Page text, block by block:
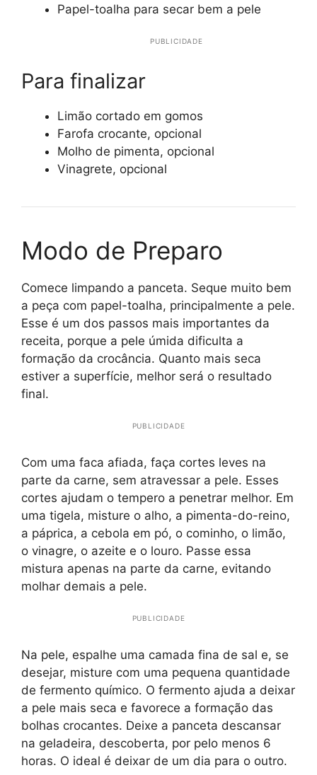
Papel-toalha para secar bem a pele
PUBLICIDADE
Para finalizar
Limão cortado em gomos
Farofa crocante, opcional
Molho de pimenta, opcional
Vinagrete, opcional
Modo de Preparo
Comece limpando a panceta. Seque muito bem
a peça com papel-toalha, principalmente a pele.
Esse é um dos passos mais importantes da
receita, porque a pele úmida dificulta a
formação da crocância. Quanto mais seca
estiver a superfície, melhor será o resultado
final.
PUBLICIDADE
Com uma faca afiada, faça cortes leves na
parte da carne, sem atravessar a pele. Esses
cortes ajudam o tempero a penetrar melhor. Em
uma tigela, misture o alho, a pimenta-do-reino,
a páprica, a cebola em pó, o cominho, o limão,
o vinagre, o azeite e o louro. Passe essa
mistura apenas na parte da carne, evitando
molhar demais a pele.
PUBLICIDADE
Na pele, espalhe uma camada fina de sal e, se
desejar, misture com uma pequena quantidade
de fermento químico. O fermento ajuda a deixar
a pele mais seca e favorece a formação das
bolhas crocantes. Deixe a panceta descansar
na geladeira, descoberta, por pelo menos 6
horas. O ideal é deixar de um dia para o outro.